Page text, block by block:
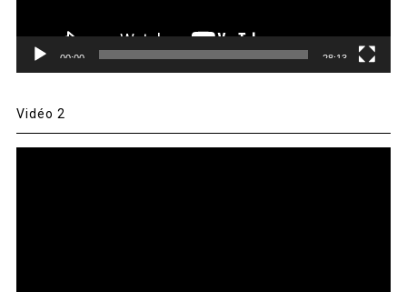
00:00 28:13
Vidéo 2